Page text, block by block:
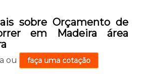
sobre Orçamento de
em Madeira área
ou faça uma cotação